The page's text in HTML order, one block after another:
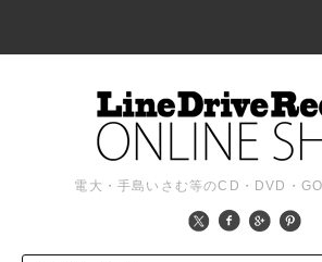
電大・手島いさむ等のCD・DVD・